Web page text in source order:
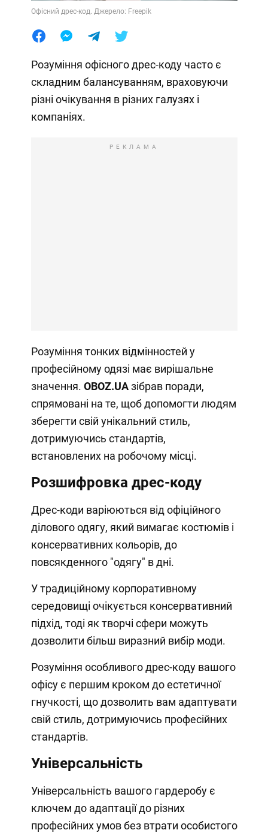
Офісний дрес-код. Джерело: Freepik
Розуміння офісного дрес-коду часто є
складним балансуванням, враховуючи
різні очікування в різних галузях і
компаніях.
РЕКЛАМА
Розуміння тонких відмінностей у
професійному одязі має вирішальне
значення. OBOZ.UAзібрав поради,
спрямовані на те, щоб допомогти людям
зберегти свій унікальний стиль,
дотримуючись стандартів,
встановлених на робочому місці.
Розшифровка дрес-коду
Дрес-коди варіюються від офіційного
ділового одягу, який вимагає костюмів і
консервативних кольорів, до
повсякденного "одягу" в дні.
У традиційному корпоративному
середовищі очікується консервативний
підхід, тоді як творчі сфери можуть
дозволити більш виразний вибір моди.
Розуміння особливого дрес-коду вашого
офісу є першим кроком до естетичної
гнучкості, що дозволить вам адаптувати
свій стиль, дотримуючись професійних
стандартів.
Універсальність
Універсальність вашого гардеробу є
ключем до адаптації до різних
професійних умов без втрати особистого